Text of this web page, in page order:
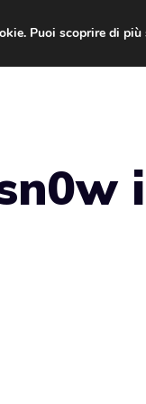
Puoi scoprire di